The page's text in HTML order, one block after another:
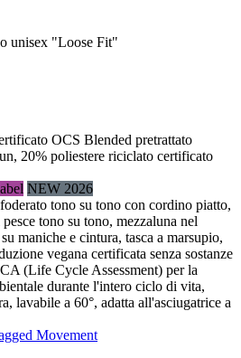
unisex "Loose Fit"
OCS Blended pretrattato
20% poliestere riciclato certificato
NEW 2026
tono su tono con cordino piatto,
tono su tono, mezzaluna nel
maniche e cintura, tasca a marsupio,
vegana certificata senza sostanze
(Life Cycle Assessment) per la
durante l'intero ciclo di vita,
lavabile a 60°, adatta all'asciugatrice a
Movement